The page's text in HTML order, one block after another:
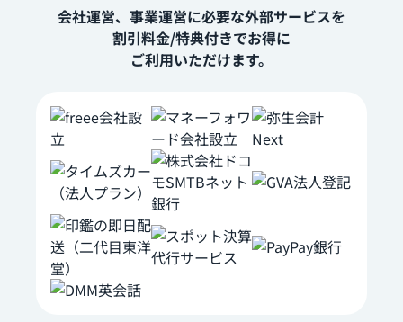
会社運営、事業運営に必要な外部サービスを
割引料金/特典付きでお得に
ご利用いただけます。